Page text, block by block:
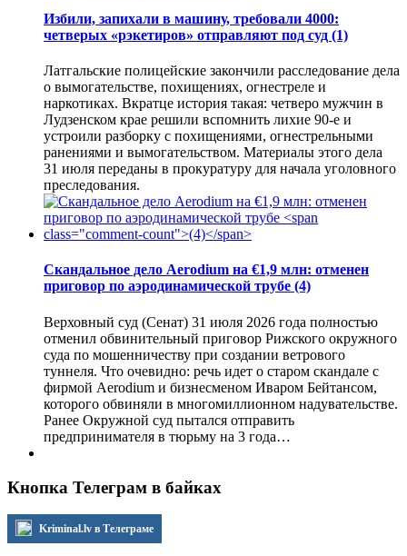
Избили, запихали в машину, требовали 4000:
четверых «рэкетиров» отправляют под суд (1)
Латгальские полицейские закончили расследование дела
о вымогательстве, похищениях, огнестреле и
наркотиках. Вкратце история такая: четверо мужчин в
Лудзенском крае решили вспомнить лихие 90-е и
устроили разборку с похищениями, огнестрельными
ранениями и вымогательством. Материалы этого дела
31 июля переданы в прокуратуру для начала уголовного
преследования.
Скандальное дело Aerodium на €1,9 млн: отменен
приговор по аэродинамической трубе (4)
Верховный суд (Сенат) 31 июля 2026 года полностью
отменил обвинительный приговор Рижского окружного
суда по мошенничеству при создании ветрового
туннеля. Что очевидно: речь идет о старом скандале с
фирмой Aerodium и бизнесменом Иваром Бейтансом,
которого обвиняли в многомиллионном надувательстве.
Ранее Окружной суд пытался отправить
предпринимателя в тюрьму на 3 года…
Кнопка Телеграм в байках
Kriminal.lv в Телеграме